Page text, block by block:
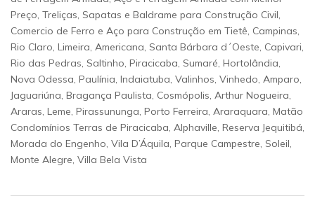
Preço, Treliças, Sapatas e Baldrame para Construção Civil,
Comercio de Ferro e Aço para Construção em Tietê, Campinas,
Rio Claro, Limeira, Americana, Santa Bárbara d´Oeste, Capivari,
Rio das Pedras, Saltinho, Piracicaba, Sumaré, Hortolândia,
Nova Odessa, Paulínia, Indaiatuba, Valinhos, Vinhedo, Amparo,
Jaguariúna, Bragança Paulista, Cosmópolis, Arthur Nogueira,
Araras, Leme, Pirassununga, Porto Ferreira, Araraquara, Matão
Condomínios Terras de Piracicaba, Alphaville, Reserva Jequitibá,
Morada do Engenho, Vila D’Áquila, Parque Campestre, Soleil,
Monte Alegre, Villa Bela Vista